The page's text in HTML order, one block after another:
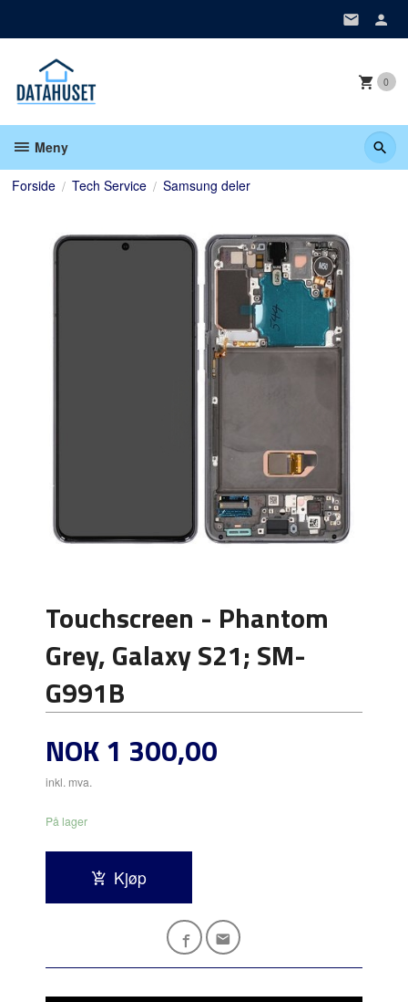
0
Meny
Forside Tech Service Samsung deler
Touchscreen - Phantom
Grey, Galaxy S21; SM-
G991B
Pris
NOK1 300,00
inkl. mva.
På lager
Kjøp